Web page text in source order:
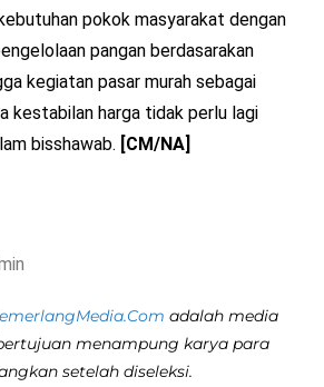
pokok masyarakat dengan
pangan berdasarakan
kegiatan pasar murah sebagai
kestabilan harga tidak perlu lagi
bisshawab. [CM/NA]
adalah media
menampung karya para
setelah diseleksi.